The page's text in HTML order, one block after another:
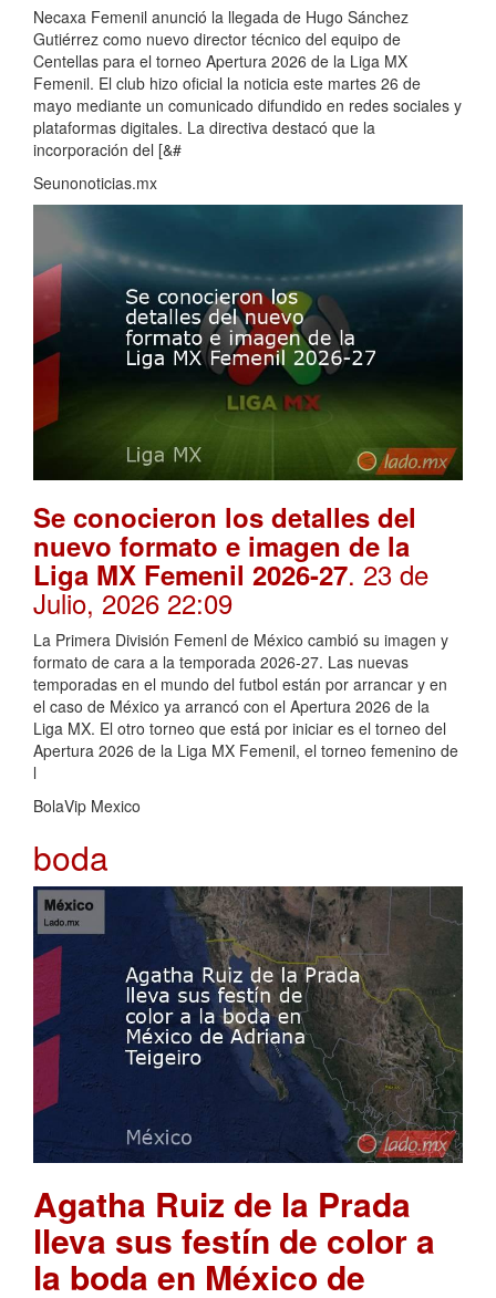
Necaxa Femenil anunció la llegada de Hugo Sánchez
Gutiérrez como nuevo director técnico del equipo de
Centellas para el torneo Apertura 2026 de la Liga MX
Femenil. El club hizo oficial la noticia este martes 26 de
mayo mediante un comunicado difundido en redes sociales y
plataformas digitales. La directiva destacó que la
incorporación del [&#
Seunonoticias.mx
Se conocieron los detalles del
nuevo formato e imagen de la
Liga MX Femenil 2026-27. 23 de
Julio, 2026 22:09
La Primera División Femenl de México cambió su imagen y
formato de cara a la temporada 2026-27. Las nuevas
temporadas en el mundo del futbol están por arrancar y en
el caso de México ya arrancó con el Apertura 2026 de la
Liga MX. El otro torneo que está por iniciar es el torneo del
Apertura 2026 de la Liga MX Femenil, el torneo femenino de
l
BolaVip Mexico
boda
Agatha Ruiz de la Prada
lleva sus festín de color a
la boda en México de